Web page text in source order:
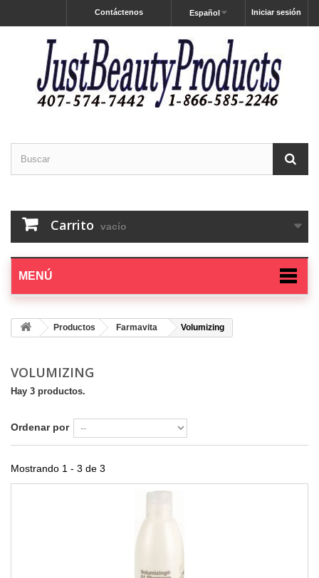
Iniciar sesión
Español
Contáctenos
Carrito vacío
MENÚ
Productos Farmavita Volumizing
VOLUMIZING
Hay 3 productos.
Ordenar por
Mostrando 1 - 3 de 3